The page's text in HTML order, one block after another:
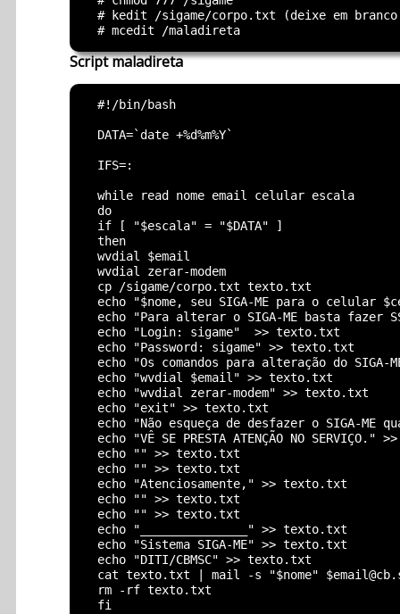
# kedit /sigame/corpo.txt (deixe em
Script maladireta
  #!/bin/bash
  DATA=`date +%d%m%Y`
  IFS=:
  while read nome email celular escala
  do
  if [ "$escala" = "$DATA" ]
  then
  wvdial $email
  wvdial zerar-modem
  cp /sigame/corpo.txt texto.txt
echo "$nome, seu SIGA-ME para o celular
echo "Para alterar o SIGA-ME basta fazer
  echo "Login: sigame"  >> texto.txt
  echo "Password: sigame" >> texto.txt
echo "Os comandos para alteração do SIGA-
  echo "wvdial $email" >> texto.txt
  echo "wvdial zerar-modem" >> texto.txt
  echo "exit" >> texto.txt
echo "Não esqueça de desfazer o SIGA-ME
echo "VÊ SE PRESTA ATENÇÃO NO SERVIÇO."
  echo "" >> texto.txt
  echo "" >> texto.txt
  echo "Atenciosamente," >> texto.txt
  echo "" >> texto.txt
  echo "" >> texto.txt
  echo "_______________" >> texto.txt
  echo "Sistema SIGA-ME" >> texto.txt
  echo "DITI/CBMSC" >> texto.txt
cat texto.txt | mail -s "$nome"
  rm -rf texto.txt
  fi